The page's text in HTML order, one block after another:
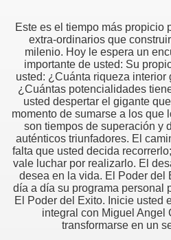
Este es el tiempo más propicio
extra-ordinarios que
milenio. Hoy le espera un
importante de usted: Su
usted: ¿Cuánta riqueza interior
¿Cuántas potencialidades
usted despertar el gigante
momento de sumarse a los que
son tiempos de superación y
auténticos triunfadores. El
falta que usted decida
vale luchar por realizarlo. El
desea en la vida. El Poder del
día a día su programa personal
El Poder del Exito. Inicie usted
integral con Miguel Angel
transformarse en un